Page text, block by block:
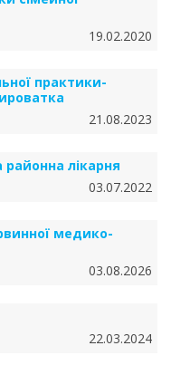
19.02.2020
практики-
21.08.2023
лікарня
03.07.2022
медико-
03.08.2026
22.03.2024